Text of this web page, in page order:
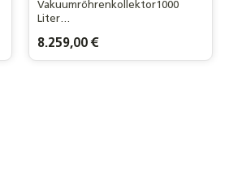
Vakuumröhrenkollektor1000
Liter
ein 5-6 Personen Haushalt /
200m² Wohnfläche
Regulärer Preis:
8.259,00 €